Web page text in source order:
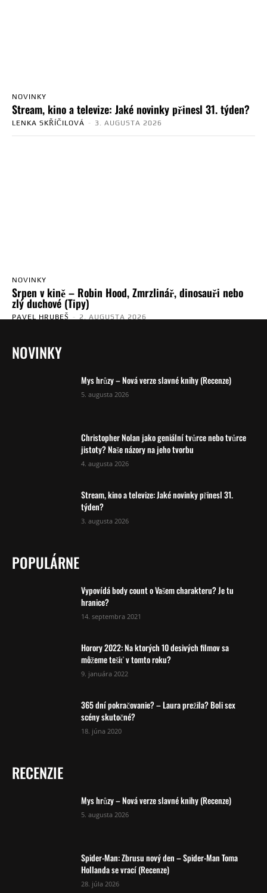
NOVINKY
Stream, kino a televize: Jaké novinky přinesl 31. týden?
LENKA SKŘÍČILOVÁ - 3. AUGUSTA 2026
NOVINKY
Srpen v kině – Robin Hood, Zmrzlinář, dinosauři nebo
zlý duchové (Tipy)
PAVEL HRUBEŠ - 2. AUGUSTA 2026
NOVINKY
Mys hrůzy – Nová verze slavné knihy (Recenze)
5. augusta 2026
Christopher Nolan jako geniální tvůrce nebo tvůrce
jistoty? Naše názory na jeho tvorbu
4. augusta 2026
Stream, kino a televize: Jaké novinky přinesl 31.
týden?
3. augusta 2026
POPULÁRNE
Vypovídá body count o Vašem charakteru? Je tu
hranice?
14. septembra 2021
Horory 2022: Na ktorých 10 desivých filmov sa
môžeme tešiť v tomto roku?
9. januára 2022
365 dní pokračovanie? – Laura prežila? Boli sex
scény skutočné?
18. júna 2020
RECENZIE
Mys hrůzy – Nová verze slavné knihy (Recenze)
5. augusta 2026
Spider-Man: Zbrusu nový den – Spider-Man Toma
Hollanda se vrací (Recenze)
28. júla 2026